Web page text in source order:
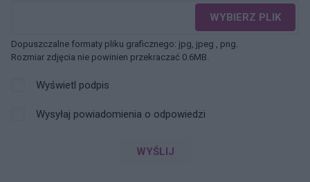
WYBIERZ PLIK
Dopuszczalne formaty pliku graficznego: jpg, jpeg , png.
Rozmiar zdjęcia nie powinien przekraczać 0.6MB.
Wyświetl podpis
Wysyłaj powiadomienia o odpowiedzi
WYŚLIJ